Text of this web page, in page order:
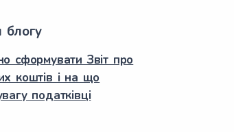
блогу
сформувати Звіт про
коштів і на що
податківці